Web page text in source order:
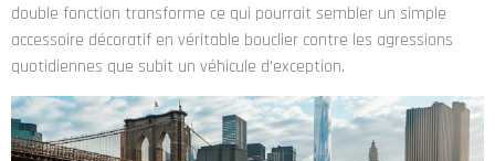
double fonction transforme ce qui pourrait sembler un simple
accessoire décoratif en véritable bouclier contre les agressions
quotidiennes que subit un véhicule d'exception.